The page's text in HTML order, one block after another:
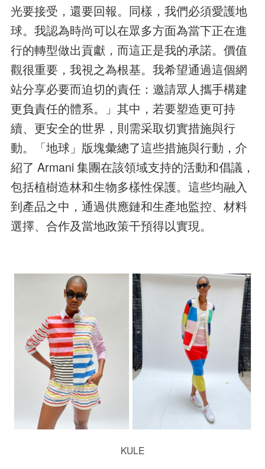
光要接受，還要回報。同樣，我們必須愛護地
球。我認為時尚可以在眾多方面為當下正在進
行的轉型做出貢獻，而這正是我的承諾。價值
觀很重要，我視之為根基。我希望通過這個網
站分享必要而迫切的責任：邀請眾人攜手構建
更負責任的體系。」其中，若要塑造更可持
續、更安全的世界，則需采取切實措施與行
動。「地球」版塊彙總了這些措施與行動，介
紹了 Armani 集團在該領域支持的活動和倡議，
包括植樹造林和生物多樣性保護。這些均融入
到產品之中，通過供應鏈和生產地監控、材料
選擇、合作及當地政策干預得以實現。
KULE